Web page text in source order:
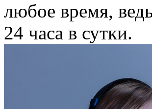
любое время,
24 часа в сутки.